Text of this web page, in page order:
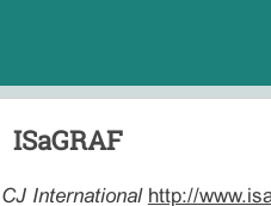
ISaGRAF
CJ International http://